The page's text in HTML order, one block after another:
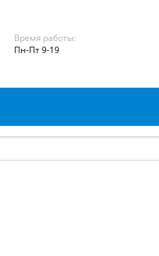
Время работы:
Пн-Пт 9-19